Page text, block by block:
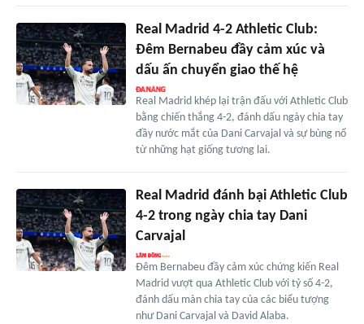
Real Madrid 4-2 Athletic Club:
Đêm Bernabeu đầy cảm xúc và
dấu ấn chuyển giao thế hệ
Real Madrid khép lại trận đấu với Athletic Club
bằng chiến thắng 4-2, đánh dấu ngày chia tay
đầy nước mắt của Dani Carvajal và sự bùng nổ
từ những hạt giống tương lai.
Real Madrid đánh bại Athletic Club
4-2 trong ngày chia tay Dani
Carvajal
Đêm Bernabeu đầy cảm xúc chứng kiến Real
Madrid vượt qua Athletic Club với tỷ số 4-2,
đánh dấu màn chia tay của các biểu tượng
như Dani Carvajal và David Alaba.